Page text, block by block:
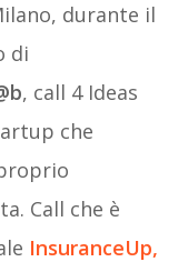
durante il
di
, call 4 Ideas
che
Call che è
InsuranceUp,